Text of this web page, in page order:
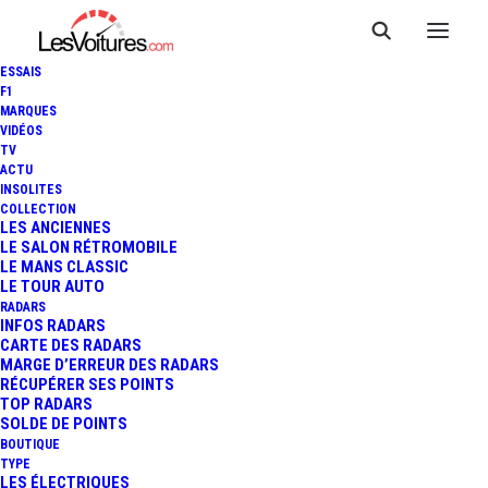
ESSAIS
F1
MARQUES
VIDÉOS
TV
ACTU
INSOLITES
COLLECTION
LES ANCIENNES
LE SALON RÉTROMOBILE
LE MANS CLASSIC
LE TOUR AUTO
RADARS
INFOS RADARS
CARTE DES RADARS
MARGE D’ERREUR DES RADARS
RÉCUPÉRER SES POINTS
TOP RADARS
SOLDE DE POINTS
BOUTIQUE
TYPE
LES ÉLECTRIQUES
18 mai 2026
PARIS : UN COMMANDO